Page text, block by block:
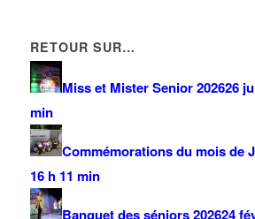
RETOUR SUR…
Miss et Mister Senior 202626
min
Commémorations du mois de
16 h 11 min
Banquet des séniors 202624